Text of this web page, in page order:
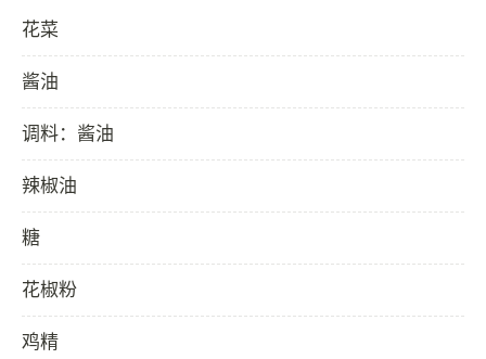
花菜
酱油
调料：酱油
辣椒油
糖
花椒粉
鸡精